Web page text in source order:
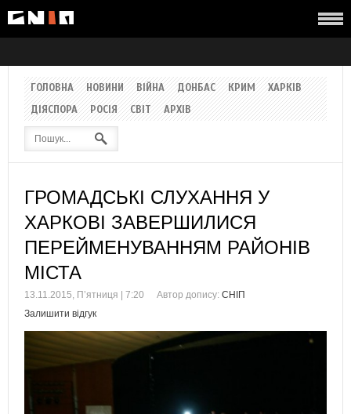
ГОЛОВНА НОВИНИ ВІЙНА ДОНБАС КРИМ
ХАРКІВ
ДІЯСПОРА
РОСІЯ СВІТ АРХІВ
ГРОМАДСЬКІ СЛУХАННЯ У
ХАРКОВІ ЗАВЕРШИЛИСЯ
ПЕРЕЙМЕНУВАННЯМ РАЙОНІВ
МІСТА
13.11.2015, П’ятниця | 7:20 Автор допису: СНІП
Залишити відгук